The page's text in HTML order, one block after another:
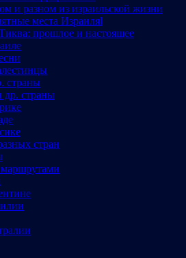
и разном из израильской жизни
места Израиляl
прошлое и настоящее
страны
др. страны
стран